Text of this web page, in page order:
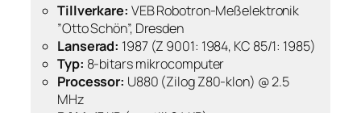
Tillverkare: VEB Robotron-Meßelektronik
”Otto Schön”, Dresden
Lanserad: 1987 (Z 9001: 1984, KC 85/1: 1985)
Typ: 8-bitars mikrocomputer
Processor: U880 (Zilog Z80-klon) @ 2.5
MHz